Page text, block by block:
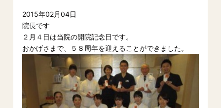
2015年02月04日
院長です
２月４日は当院の開院記念日です。
おかげさまで、５８周年を迎えることができました。